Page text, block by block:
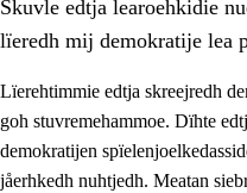
Skuvle edtja learoehkidie
lïeredh mij demokratije lea
Lïerehtimmie edtja skreejredh
goh stuvremehammoe. Dïhte
demokratijen
jåerhkedh nuhtjedh. Meatan